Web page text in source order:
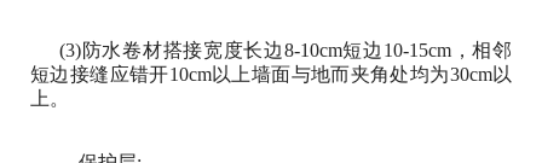
(3)防水卷材搭接宽度长边8-10cm短边10-15cm，相邻
短边接缝应错开10cm以上墙面与地而夹角处均为30cm以
上。